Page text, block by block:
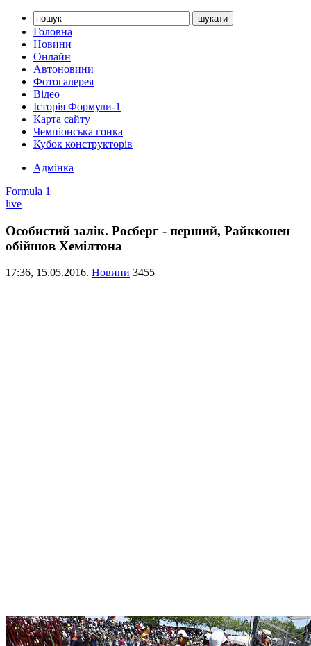
Головна
Новини
Онлайн
Автоновини
Фотогалерея
Відео
Історія Формули-1
Карта сайту
Чемпіонська гонка
Кубок конструкторів
Адмінка
Formula 1
live
Особистий залік. Росберг - перший, Райкконен
обійшов Хемілтона
17:36, 15.05.2016. Новини 3455